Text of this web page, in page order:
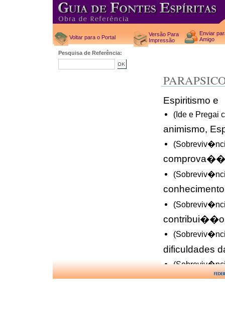
Voltar para o Portal
Versão Para
Impressão
Enviar
Amigo
Pesquisa de Referência:
Espiritismo e
(Ide e Pregai
animismo,
contribui��o
dificuldades
estudo sobre